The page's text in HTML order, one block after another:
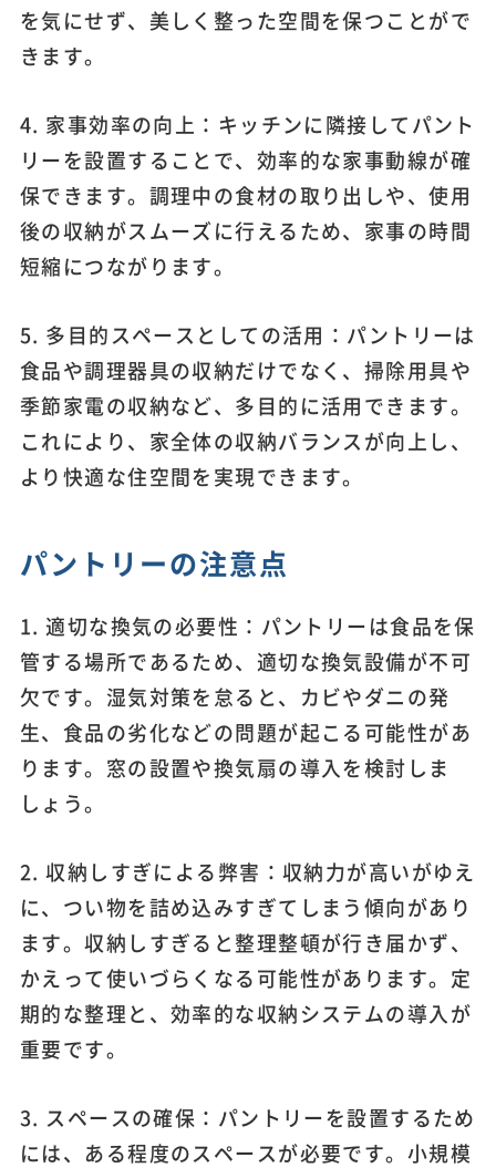
を気にせず、美しく整った空間を保つことがで
きます。
4. 家事効率の向上：キッチンに隣接してパント
リーを設置することで、効率的な家事動線が確
保できます。調理中の食材の取り出しや、使用
後の収納がスムーズに行えるため、家事の時間
短縮につながります。
5. 多目的スペースとしての活用：パントリーは
食品や調理器具の収納だけでなく、掃除用具や
季節家電の収納など、多目的に活用できます。
これにより、家全体の収納バランスが向上し、
より快適な住空間を実現できます。
パントリーの注意点
1. 適切な換気の必要性：パントリーは食品を保
管する場所であるため、適切な換気設備が不可
欠です。湿気対策を怠ると、カビやダニの発
生、食品の劣化などの問題が起こる可能性があ
ります。窓の設置や換気扇の導入を検討しま
しょう。
2. 収納しすぎによる弊害：収納力が高いがゆえ
に、つい物を詰め込みすぎてしまう傾向があり
ます。収納しすぎると整理整頓が行き届かず、
かえって使いづらくなる可能性があります。定
期的な整理と、効率的な収納システムの導入が
重要です。
3. スペースの確保：パントリーを設置するため
には、ある程度のスペースが必要です。小規模